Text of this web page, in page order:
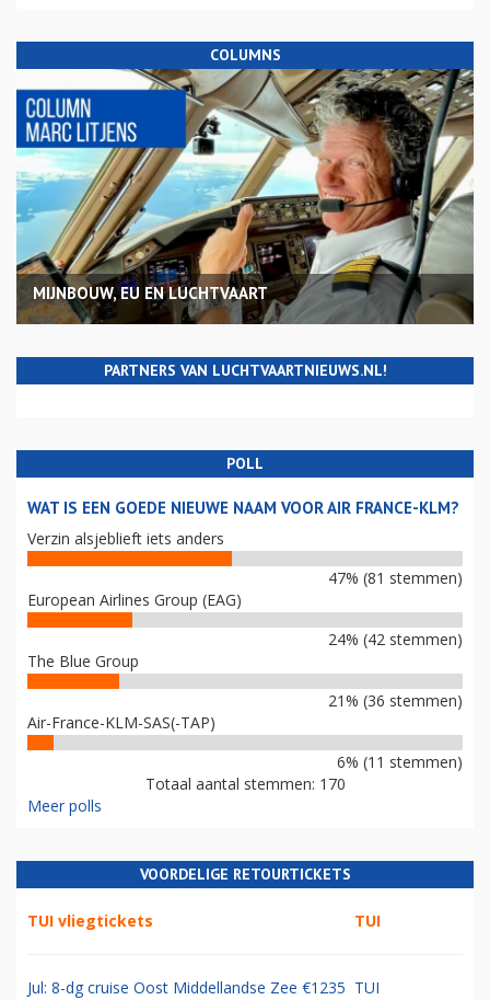
COLUMNS
MIJNBOUW, EU EN LUCHTVAART
PARTNERS VAN LUCHTVAARTNIEUWS.NL!
POLL
WAT IS EEN GOEDE NIEUWE NAAM VOOR AIR FRANCE-KLM?
Verzin alsjeblieft iets anders
47% (81 stemmen)
European Airlines Group (EAG)
24% (42 stemmen)
The Blue Group
21% (36 stemmen)
Air-France-KLM-SAS(-TAP)
6% (11 stemmen)
Totaal aantal stemmen: 170
Meer polls
VOORDELIGE RETOURTICKETS
TUI vliegtickets TUI
Jul: 8-dg cruise Oost Middellandse Zee €1235 TUI